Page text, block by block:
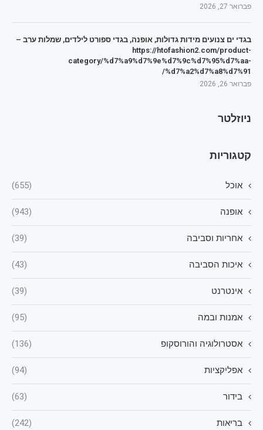
פברואר 27, 2026
בגדי ים צנועים מידות גדולות, אופנה, בגדי ספורט לילדים, שמלות ערב –
https://htofashion2.com/product-
category/%d7%a9%d7%9e%d7%9c%d7%95%d7%aa-
%d7%a2%d7%a8%d7%91/
פברואר 26, 2026
ניוזלטר
קטגוריות
אוכל (655)
אופנה (943)
אחריות וסביבה (39)
איכות הסביבה (43)
אינטרנט (39)
אמנות ובמה (95)
אסטרולוגיה והורוסקופ (136)
אפליקציות (94)
בידור (63)
בריאות (242)